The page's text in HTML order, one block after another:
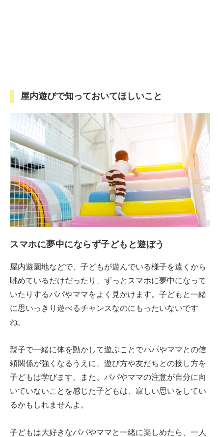
屋内遊びで知っておいてほしいこと
スマホに夢中にならず子どもと遊ぼう
屋内遊園地などで、子どもが遊んでいる様子を遠くから
眺めているだけだったり、ずっとスマホに夢中になって
いたりするパパやママをよく見かけます。子どもと一緒
に思いっきり遊べるチャンスなのにもったいないです
ね。
親子で一緒に体を動かして遊ぶことでパパやママとの信
頼関係が強くなるうえに、遊び方や友だちとの接し方を
子どもは学びます。また、パパやママの注意が自分に向
いていないことを感じた子どもは、寂しい思いをしてい
るかもしれませんよ。
子どもは大好きなパパやママと一緒に楽しめたら、一人